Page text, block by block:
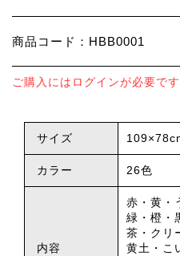
商品コード：HBB0001
ご購入にはログインが必要です
サイズ
カラー 26色
内容
赤・黄・
緑・橙・
茶・クリ
黄土・こ